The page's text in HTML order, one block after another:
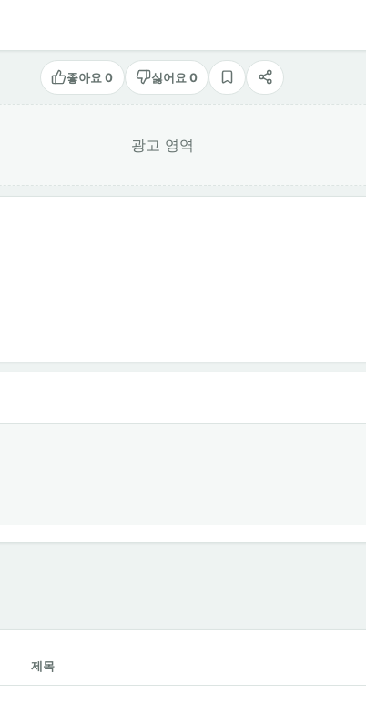
좋아요 0 싫어요 0
스크랩공유
광고 영역
제목